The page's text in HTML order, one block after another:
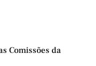
Comissões da